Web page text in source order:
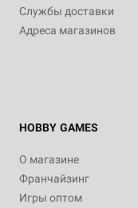
Службы доставки
Адреса магазинов
HOBBY GAMES
О магазине
Франчайзинг
Игры оптом